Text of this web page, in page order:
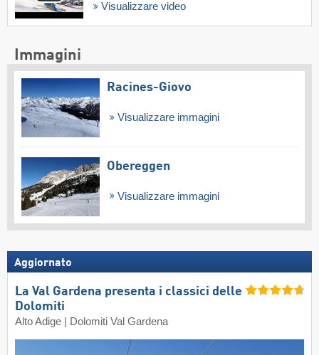
Visualizzare video
Immagini
Racines-Giovo
Visualizzare immagini
Obereggen
Visualizzare immagini
Aggiornato
La Val Gardena presenta i classici delle
Dolomiti
Alto Adige | Dolomiti Val Gardena